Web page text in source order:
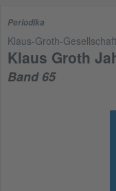
Suchen
Periodika
Klaus-Groth-Gesellschaft
Klaus Groth
Band 65